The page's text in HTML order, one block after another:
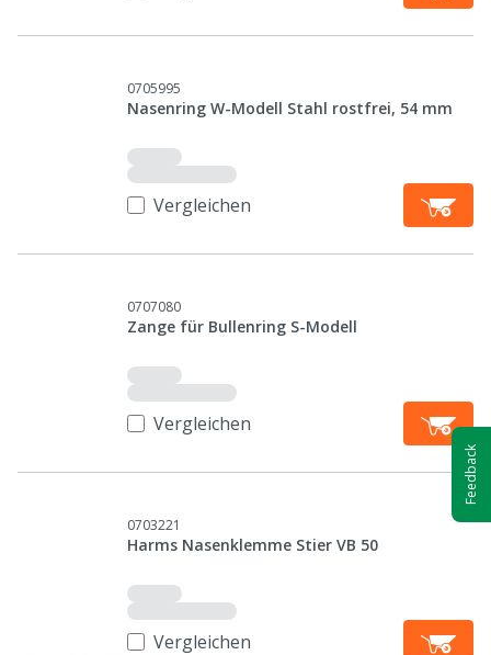
0705995
Nasenring W-Modell Stahl rostfrei, 54 mm
Vergleichen
0707080
Zange für Bullenring S-Modell
Vergleichen
0703221
Harms Nasenklemme Stier VB 50
Vergleichen
Feedback